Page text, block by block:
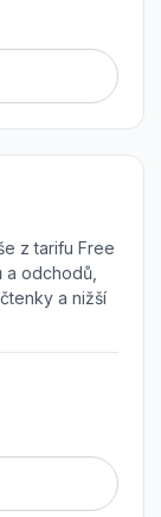
z tarifu Free
odchodů,
a nižší